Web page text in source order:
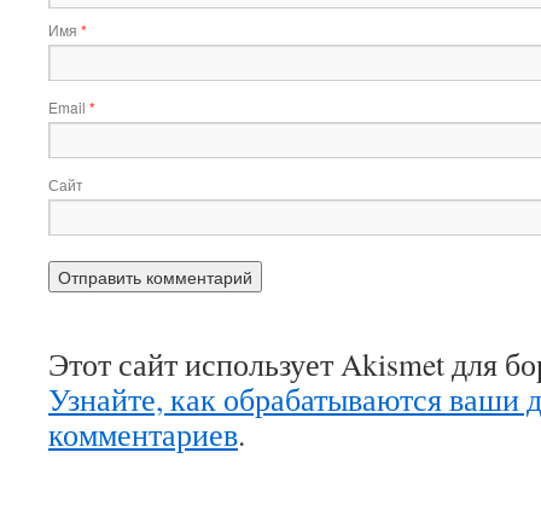
Имя *
Email *
Сайт
Этот сайт использует Akismet для
Узнайте, как обрабатываются ваши
комментариев.